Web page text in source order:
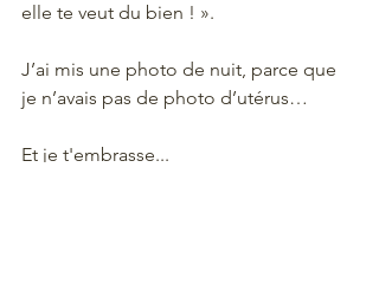
elle te veut du bien ! ».
J’ai mis une photo de nuit, parce que
je n’avais pas de photo d’utérus…
Et je t'embrasse...